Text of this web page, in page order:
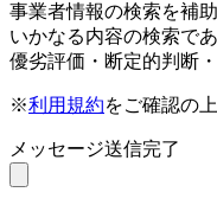
事業者情報の検索を補
いかなる内容の検索で
優劣評価・断定的判断
※利用規約をご確認の
メッセージ送信完了